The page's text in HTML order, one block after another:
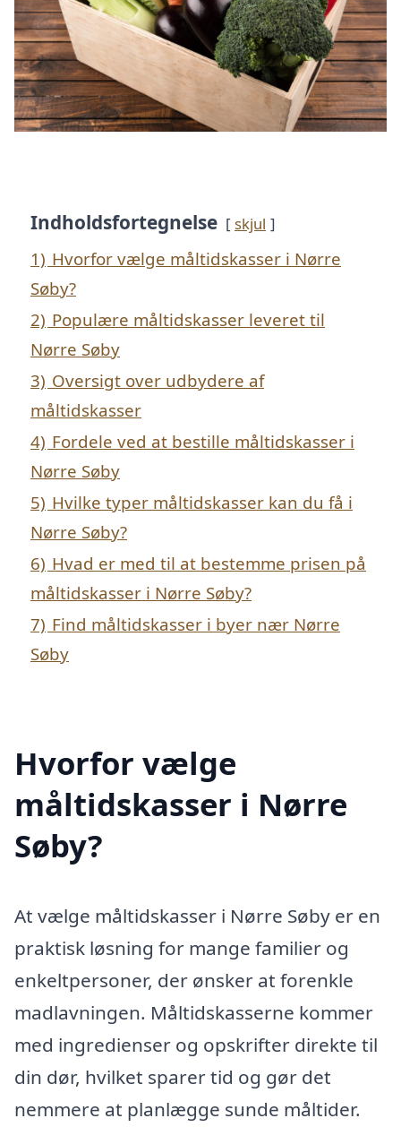
Indholdsfortegnelse skjul
1) Hvorfor vælge måltidskasser i Nørre
Søby?
2) Populære måltidskasser leveret til
Nørre Søby
3) Oversigt over udbydere af
måltidskasser
4) Fordele ved at bestille måltidskasser i
Nørre Søby
5) Hvilke typer måltidskasser kan du få i
Nørre Søby?
6) Hvad er med til at bestemme prisen på
måltidskasser i Nørre Søby?
7) Find måltidskasser i byer nær Nørre
Søby
Hvorfor vælge
måltidskasser i Nørre
Søby?
At vælge måltidskasser i Nørre Søby er en
praktisk løsning for mange familier og
enkeltpersoner, der ønsker at forenkle
madlavningen. Måltidskasserne kommer
med ingredienser og opskrifter direkte til
din dør, hvilket sparer tid og gør det
nemmere at planlægge sunde måltider.